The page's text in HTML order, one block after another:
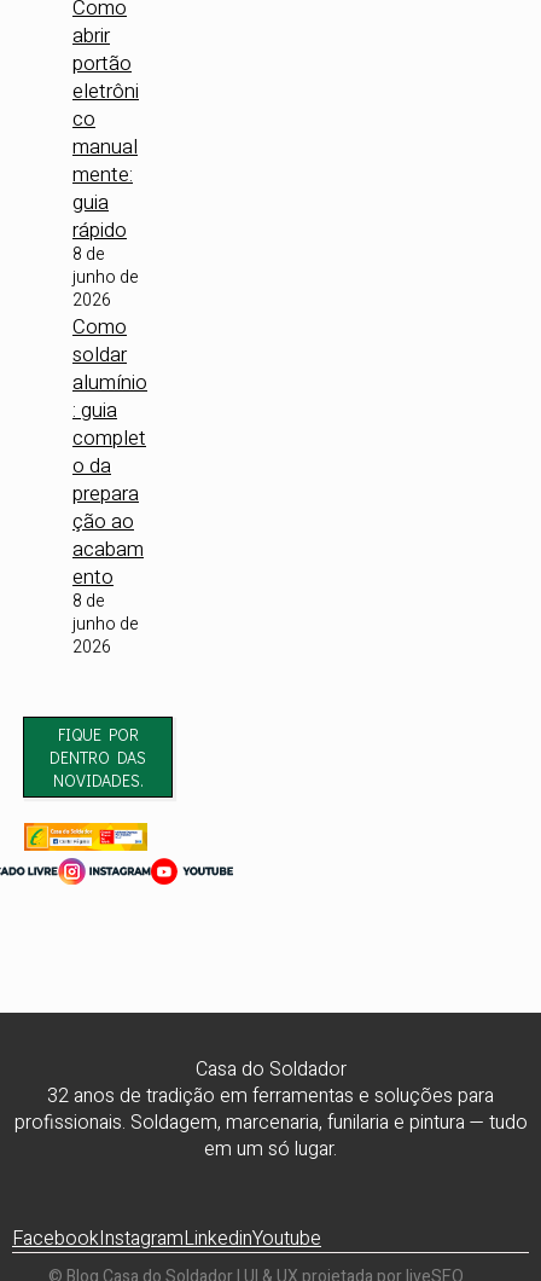
Como
abrir
portão
eletrôni
co
manual
mente:
guia
rápido
8 de
junho de
2026
Como
soldar
alumínio
: guia
complet
o da
prepara
ção ao
acabam
ento
8 de
junho de
2026
FIQUE POR
DENTRO DAS
NOVIDADES.
Casa do Soldador
32 anos de tradição em ferramentas e soluções para
profissionais. Soldagem, marcenaria, funilaria e pintura — tudo
em um só lugar.
FacebookInstagramLinkedinYoutube